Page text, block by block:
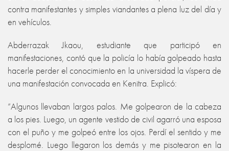
contra manifestantes y simples viandantes a plena luz del día y
en vehículos.
Abderrazak Jkaou, estudiante que participó en
manifestaciones, contó que la policía lo había golpeado hasta
hacerle perder el conocimiento en la universidad la víspera de
una manifestación convocada en Kenitra. Explicó:
“Algunos llevaban largos palos. Me golpearon de la cabeza
a los pies. Luego, un agente vestido de civil agarró una esposa
con el puño y me golpeó entre los ojos. Perdí el sentido y me
desplomé. Luego llegaron los demás y me pisotearon en la